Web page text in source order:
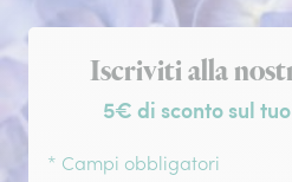
Iscrizione alla
Iscriviti alla
5€ di sconto sul
* Campi obbligatori